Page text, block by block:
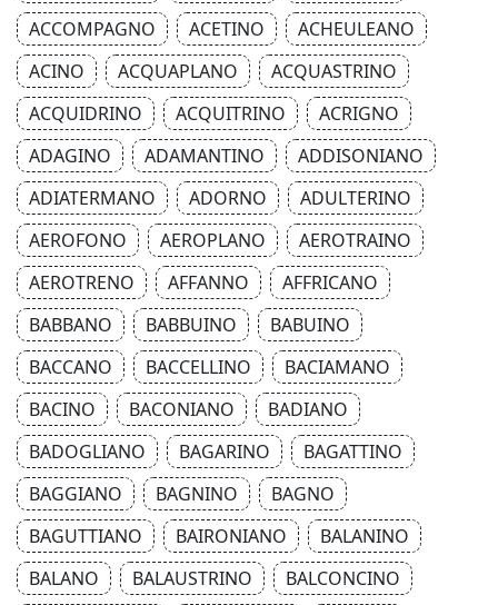
ACCOMPAGNO
ACETINO
ACHEULEANO
ACINO
ACQUAPLANO
ACQUASTRINO
ACQUIDRINO
ACQUITRINO
ACRIGNO
ADAGINO
ADAMANTINO
ADDISONIANO
ADIATERMANO
ADORNO
ADULTERINO
AEROFONO
AEROPLANO
AEROTRAINO
AEROTRENO
AFFANNO
AFFRICANO
BABBANO
BABBUINO
BABUINO
BACCANO
BACCELLINO
BACIAMANO
BACINO
BACONIANO
BADIANO
BADOGLIANO
BAGARINO
BAGATTINO
BAGGIANO
BAGNINO
BAGNO
BAGUTTIANO
BAIRONIANO
BALANINO
BALANO
BALAUSTRINO
BALCONCINO